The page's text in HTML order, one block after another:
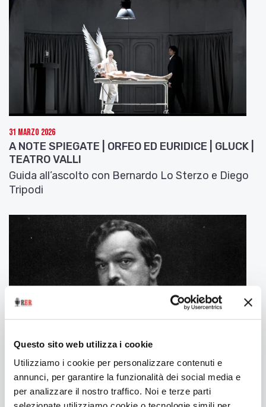
Questo sito web utilizza i cookie
Utilizziamo i cookie per personalizzare contenuti e
annunci, per garantire la funzionalità dei social media e
per analizzare il nostro traffico. Noi e terze parti
31 Marzo 2026
A NOTE SPIEGATE | ORFEO ED EURIDICE | GLUCK |
TEATRO VALLI
Guida all’ascolto con Bernardo Lo Sterzo e Diego
Tripodi
13 Marzo 2026
A NOTE SPIEGATE | LA MER | DEBUSSY | FERRARA